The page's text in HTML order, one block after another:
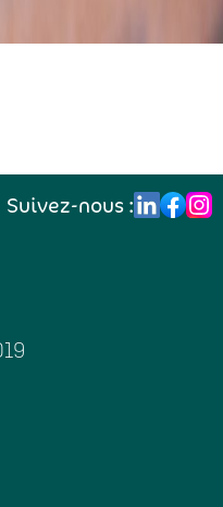
Suivez-nous :